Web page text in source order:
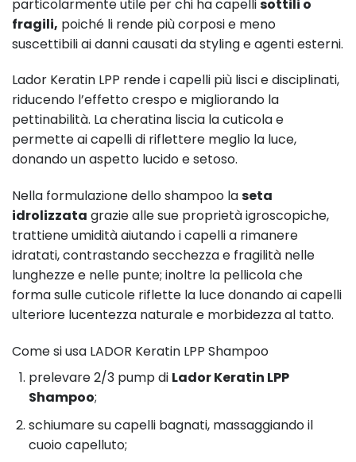
particolarmente utile per chi ha capellisottili o
fragili, poiché li rende più corposi e meno
suscettibili ai danni causati da styling e agenti esterni.
Lador Keratin LPP rende i capelli più lisci e disciplinati,
riducendo l’effetto crespo e migliorando la
pettinabilità. La cheratina liscia la cuticola e
permette ai capelli di riflettere meglio la luce,
donando un aspetto lucido e setoso.
Nella formulazione dello shampoo laseta
idrolizzata grazie alle sue proprietà igroscopiche,
trattiene umidità aiutando i capelli a rimanere
idratati, contrastando secchezza e fragilità nelle
lunghezze e nelle punte; inoltre la pellicola che
forma sulle cuticole riflette la luce donando ai capelli
ulteriore lucentezza naturale e morbidezza al tatto.
Come si usa LADOR Keratin LPP Shampoo
prelevare 2/3 pump di Lador Keratin LPP
Shampoo;
schiumare su capelli bagnati, massaggiando il
cuoio capelluto;